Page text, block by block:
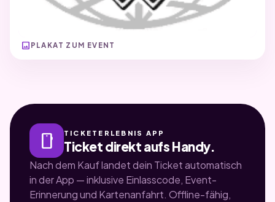
image PLAKAT ZUM EVENT
smartphone TICKETERLEBNIS APP
Ticket direkt aufs Handy.
Nach dem Kauf landet dein Ticket automatisch
in der App — inklusive Einlasscode, Event-
Erinnerung und Kartenanfahrt. Offline-fähig,